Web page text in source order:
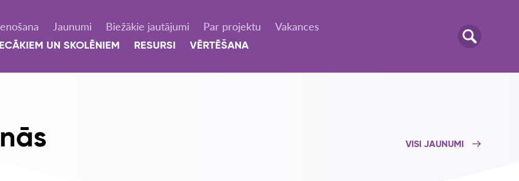
Jaunumi Biežākie jautājumi Par projektu Vakances
UN SKOLĒNIEM RESURSI VĒRTĒŠANA
VISI JAUNUMI